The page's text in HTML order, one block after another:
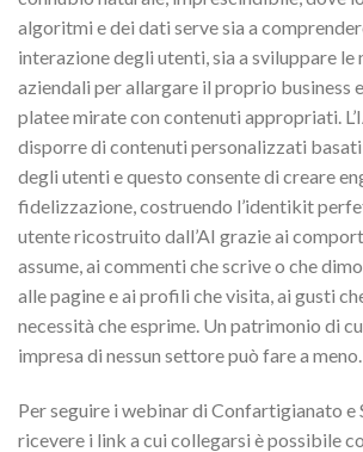
algoritmi e dei dati serve sia a
interazione degli utenti, sia a sviluppare
aziendali per allargare il proprio business
platee mirate con contenuti appropriati.
disporre di contenuti personalizzati
degli utenti e questo consente di creare
fidelizzazione, costruendo l’identikit
utente ricostruito dall’AI grazie ai
assume, ai commenti che scrive o che
alle pagine e ai profili che visita, ai gusti
necessità che esprime. Un patrimonio di
impresa di nessun settore può fare a meno.
Per seguire i webinar di Confartigianato e
ricevere i link a cui collegarsi è possibile